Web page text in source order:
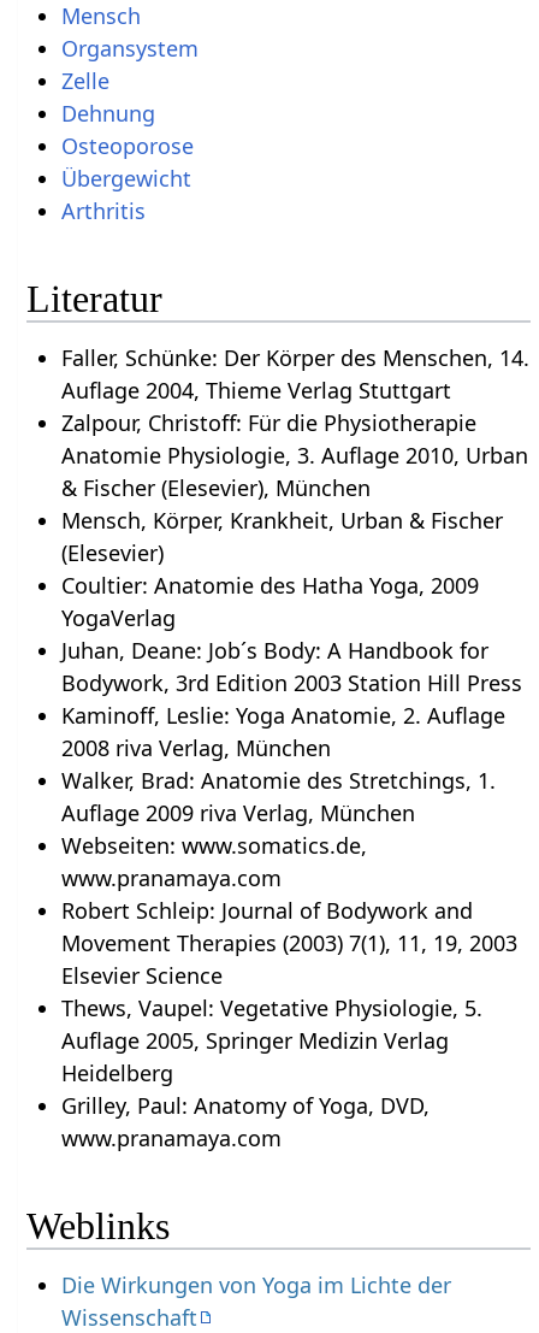
Mensch
Organsystem
Zelle
Dehnung
Osteoporose
Übergewicht
Arthritis
Literatur
Faller, Schünke: Der Körper des Menschen, 14.
Auflage 2004, Thieme Verlag Stuttgart
Zalpour, Christoff: Für die Physiotherapie
Anatomie Physiologie, 3. Auflage 2010, Urban
& Fischer (Elesevier), München
Mensch, Körper, Krankheit, Urban & Fischer
(Elesevier)
Coultier: Anatomie des Hatha Yoga, 2009
YogaVerlag
Juhan, Deane: Job´s Body: A Handbook for
Bodywork, 3rd Edition 2003 Station Hill Press
Kaminoff, Leslie: Yoga Anatomie, 2. Auflage
2008 riva Verlag, München
Walker, Brad: Anatomie des Stretchings, 1.
Auflage 2009 riva Verlag, München
Webseiten: www.somatics.de,
www.pranamaya.com
Robert Schleip: Journal of Bodywork and
Movement Therapies (2003) 7(1), 11, 19, 2003
Elsevier Science
Thews, Vaupel: Vegetative Physiologie, 5.
Auflage 2005, Springer Medizin Verlag
Heidelberg
Grilley, Paul: Anatomy of Yoga, DVD,
www.pranamaya.com
Weblinks
Die Wirkungen von Yoga im Lichte der
Wissenschaft